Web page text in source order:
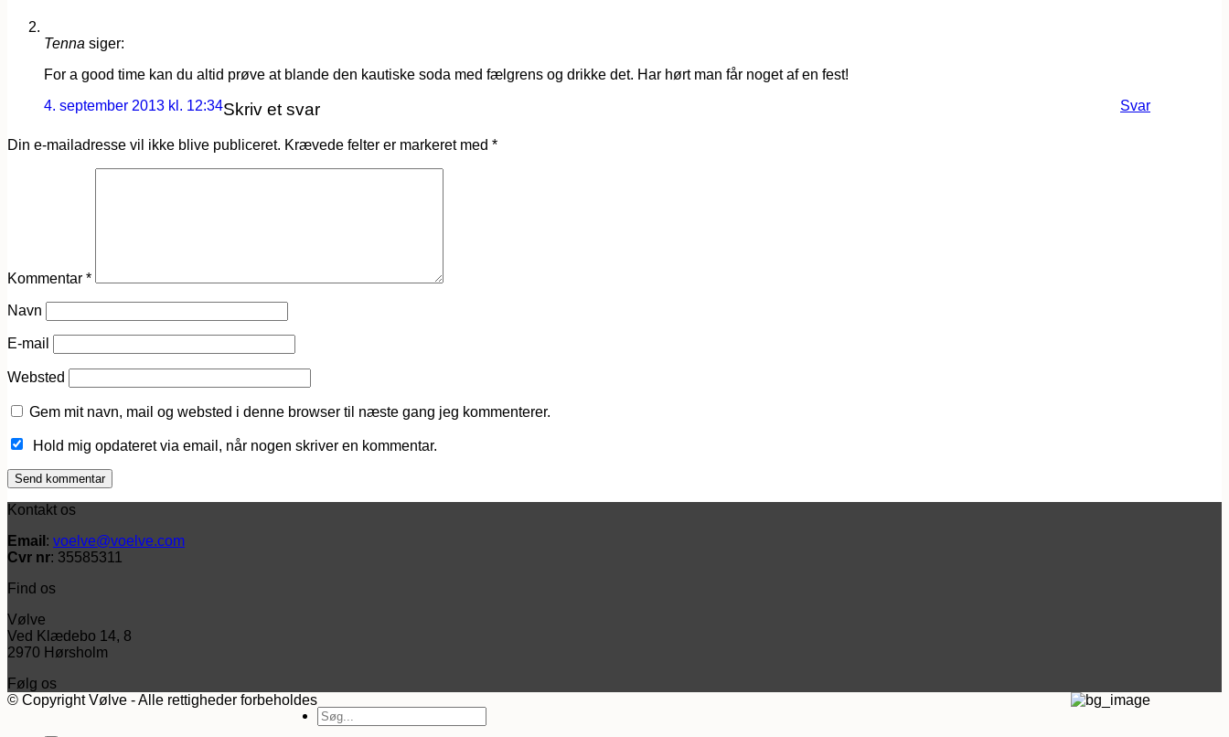
Tenna siger:
For a good time kan du altid prøve at blande den kautiske soda med fælgrens og drikke det. Har hørt man får noget af en fest!
4. september 2013 kl. 12:34
Svar
Skriv et svar
Din e-mailadresse vil ikke blive publiceret. Krævede felter er markeret med *
Kommentar *
Navn
E-mail
Websted
Gem mit navn, mail og websted i denne browser til næste gang jeg kommenterer.
Hold mig opdateret via email, når nogen skriver en kommentar.
Kontakt os
Email : voelve@voelve.com
Cvr nr: 35585311
Find os
Vølve
Ved Klædebo 14, 8
2970 Hørsholm
Følg os
© Copyright Vølve - Alle rettigheder forbeholdes
Søg
efter: